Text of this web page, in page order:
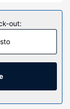
ar
de cozinha.
uma máquina
out: